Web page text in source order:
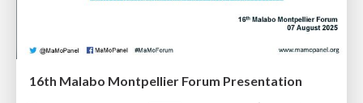
16th Malabo Montpellier Forum Presentation